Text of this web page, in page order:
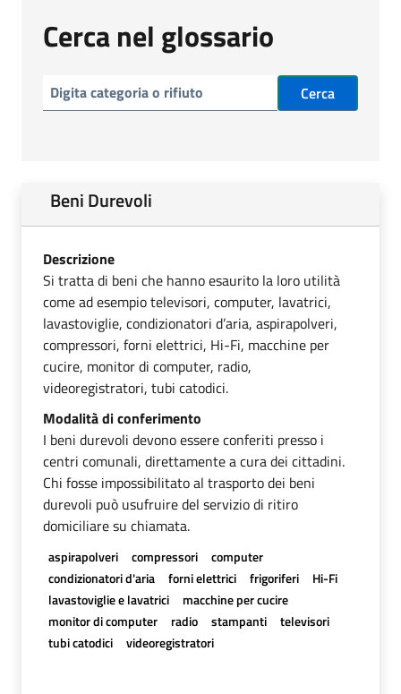
Cerca nel glossario
Cerca
Beni Durevoli
Descrizione
Si tratta di beni che hanno esaurito la loro utilità
come ad esempio televisori, computer, lavatrici,
lavastoviglie, condizionatori d’aria, aspirapolveri,
compressori, forni elettrici, Hi-Fi, macchine per
cucire, monitor di computer, radio,
videoregistratori, tubi catodici.
Modalità di conferimento
I beni durevoli devono essere conferiti presso i
centri comunali, direttamente a cura dei cittadini.
Chi fosse impossibilitato al trasporto dei beni
durevoli può usufruire del servizio di ritiro
domiciliare su chiamata.
aspirapolveri compressori
computer
condizionatori d'aria
forni elettrici frigoriferi
Hi-Fi
lavastoviglie e lavatrici
macchine per cucire
monitor di computer
radio stampanti
televisori
tubi catodici
videoregistratori